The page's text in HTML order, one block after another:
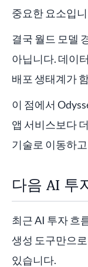
중요한 요소입
결국 월드 모델
아닙니다. 데이
배포 생태계가
이 점에서
앱 서비스보다
기술로 이동하
다음 AI 투
최근 AI 투자 흐
생성 도구만으
있습니다.